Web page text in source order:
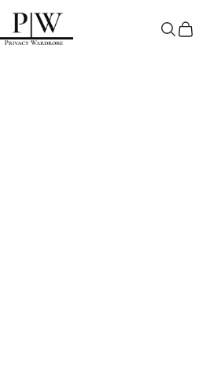
Privacy Wardrobe
Search
Cart